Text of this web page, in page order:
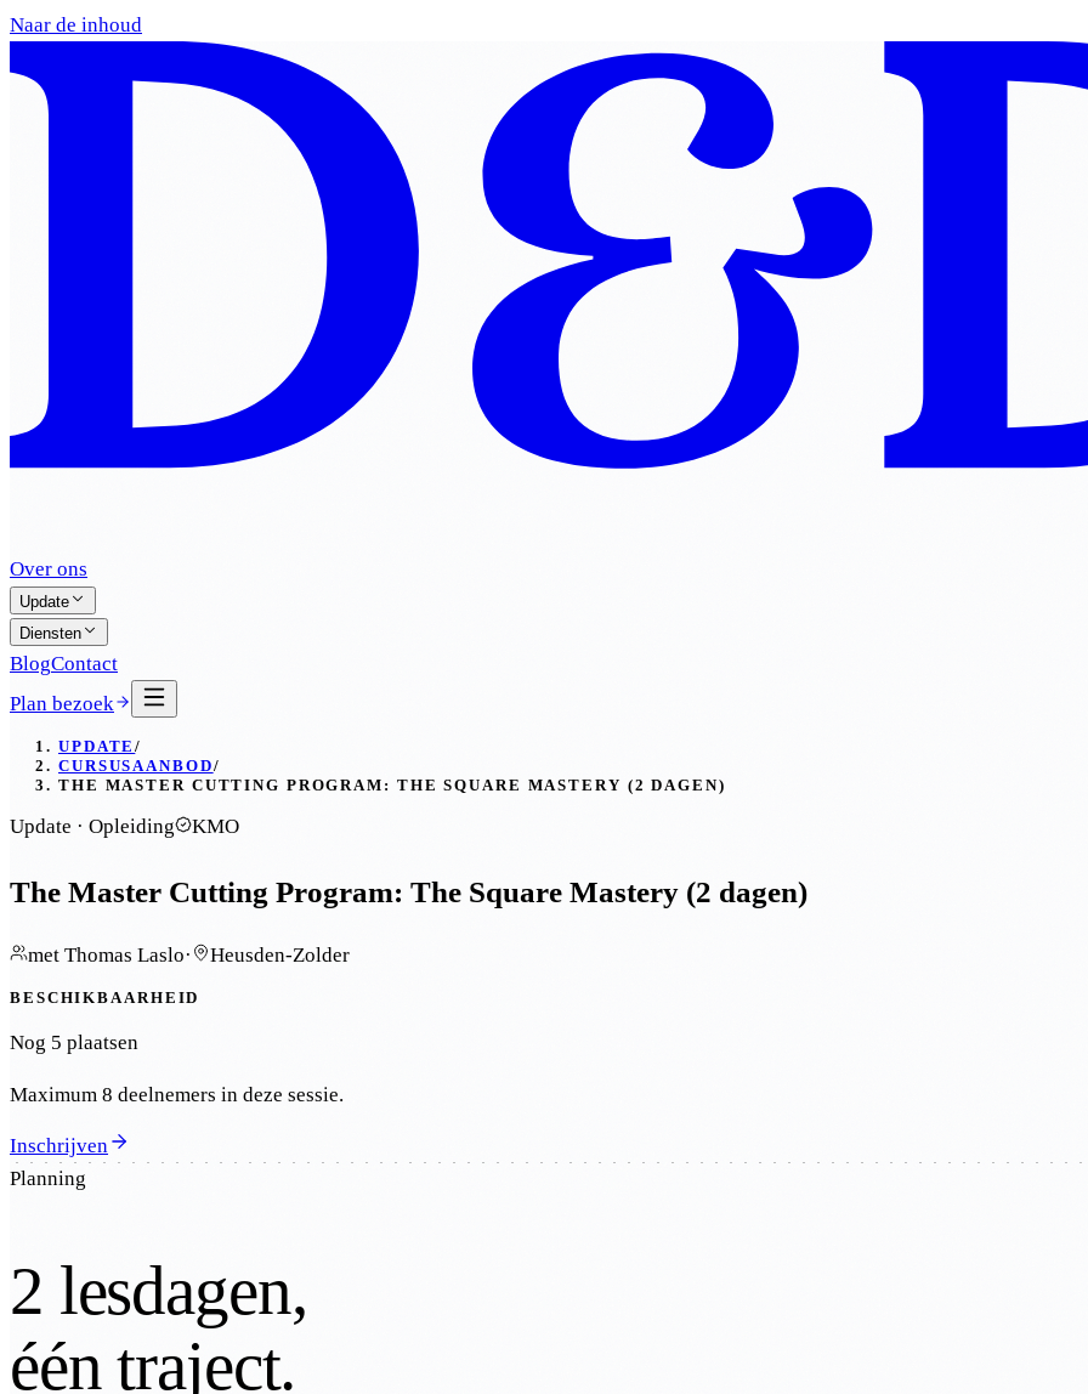
Naar de inhoud
Over ons
Update
Diensten
BlogContact
Plan bezoek
UPDATE/
CURSUSAANBOD/
THE MASTER CUTTING PROGRAM: THE SQUARE MASTERY (2 DAGEN)
Update · Opleiding KMO
The Master Cutting Program: The Square Mastery (2 dagen)
met Thomas Laslo· Heusden-Zolder
BESCHIKBAARHEID
Nog 5 plaatsen
Maximum 8 deelnemers in deze sessie.
Inschrijven
Planning
2 lesdagen,
één traject.